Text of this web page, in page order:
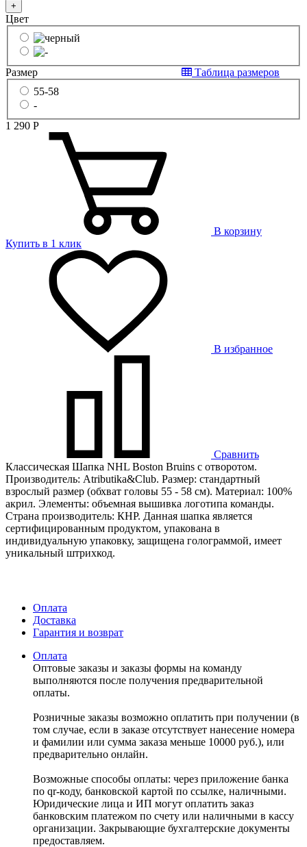
+
Цвет
Размер
Таблица размеров
55-58
-
1 290 Р
В корзину
Купить в 1 клик
В избранное
Сравнить
Классическая Шапка NHL Boston Bruins с отворотом.
Производитель: Atributika&Club. Размер: стандартный
взрослый размер (обхват головы 55 - 58 см). Материал: 100%
акрил. Элементы: объемная вышивка логотипа команды.
Страна производитель: КНР. Данная шапка является
сертифицированным продуктом, упакована в
индивидуальную упаковку, защищена голограммой, имеет
уникальный штрихкод.
Оплата
Доставка
Гарантия и возврат
Оплата
Оптовые заказы и заказы формы на команду
выполняются после получения предварительной
оплаты.
Розничные заказы возможно оплатить при получении (в
том случае, если в заказе отсутствует нанесение номера
и фамилии или сумма заказа меньше 10000 руб.), или
предварительно онлайн.
Возможные способы оплаты: через приложение банка
по qr-коду, банковской картой по ссылке, наличными.
Юридические лица и ИП могут оплатить заказ
банковским платежом по счету или наличными в кассу
организации. Закрывающие бухгалтерские документы
предоставляем.